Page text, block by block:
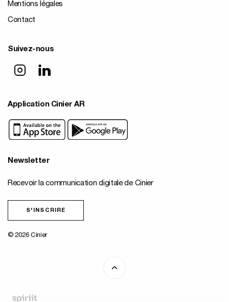
Mentions légales
Contact
Suivez-nous
Application Cinier AR
Newsletter
Recevoir la communication digitale de Cinier
S'INSCRIRE
© 2026 Cinier